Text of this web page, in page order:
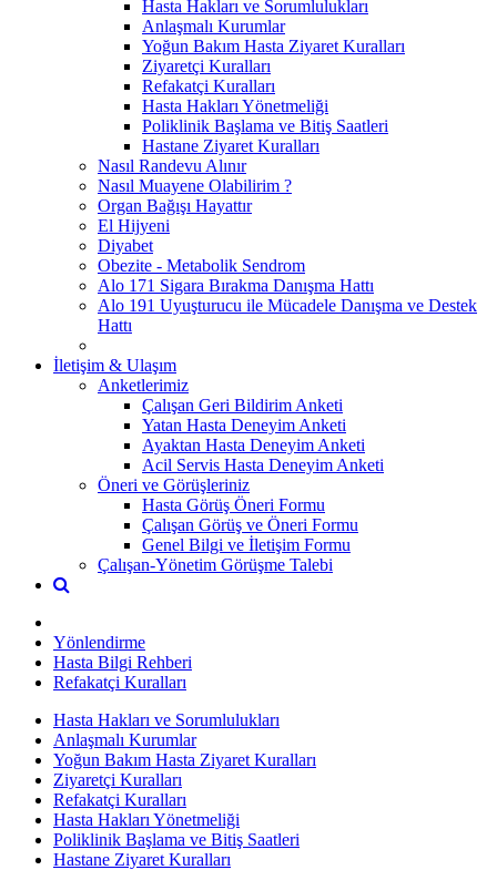
Hasta Hakları ve Sorumlulukları
Anlaşmalı Kurumlar
Yoğun Bakım Hasta Ziyaret Kuralları
Ziyaretçi Kuralları
Refakatçi Kuralları
Hasta Hakları Yönetmeliği
Poliklinik Başlama ve Bitiş Saatleri
Hastane Ziyaret Kuralları
Nasıl Randevu Alınır
Nasıl Muayene Olabilirim ?
Organ Bağışı Hayattır
El Hijyeni
Diyabet
Obezite - Metabolik Sendrom
Alo 171 Sigara Bırakma Danışma Hattı
Alo 191 Uyuşturucu ile Mücadele Danışma ve Destek
Hattı
İletişim & Ulaşım
Anketlerimiz
Çalışan Geri Bildirim Anketi
Yatan Hasta Deneyim Anketi
Ayaktan Hasta Deneyim Anketi
Acil Servis Hasta Deneyim Anketi
Öneri ve Görüşleriniz
Hasta Görüş Öneri Formu
Çalışan Görüş ve Öneri Formu
Genel Bilgi ve İletişim Formu
Çalışan-Yönetim Görüşme Talebi
Yönlendirme
Hasta Bilgi Rehberi
Refakatçi Kuralları
Hasta Hakları ve Sorumlulukları
Anlaşmalı Kurumlar
Yoğun Bakım Hasta Ziyaret Kuralları
Ziyaretçi Kuralları
Refakatçi Kuralları
Hasta Hakları Yönetmeliği
Poliklinik Başlama ve Bitiş Saatleri
Hastane Ziyaret Kuralları